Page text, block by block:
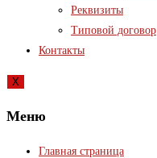
Реквизиты
Типовой договор
Контакты
X
Меню
Главная страница